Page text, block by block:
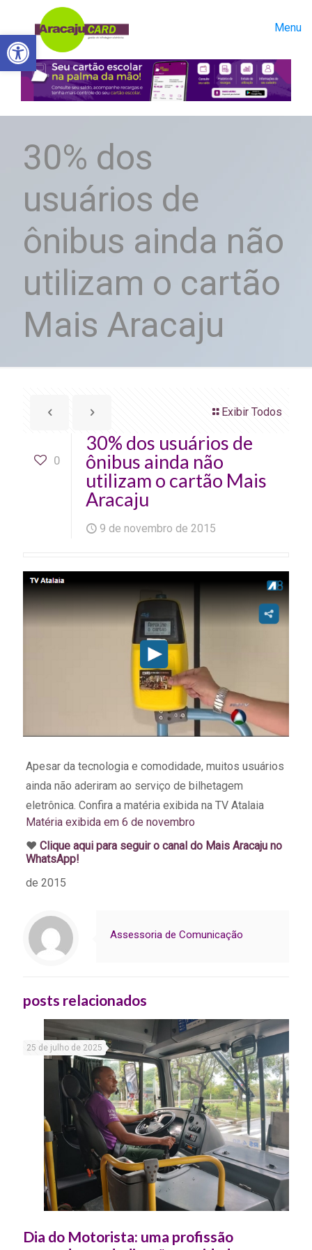
Abrir a barra de ferramentas
Menu
30% dos
usuários de
ônibus ainda não
utilizam o cartão
Mais Aracaju
Exibir Todos
0
30% dos usuários de
ônibus ainda não
utilizam o cartão Mais
Aracaju
9 de novembro de 2015
Apesar da tecnologia e comodidade, muitos usuários
ainda não aderiram ao serviço de bilhetagem
eletrônica. Confira a matéria exibida na TV Atalaia
Matéria exibida em 6 de novembro
♥️ Clique aqui para seguir o canal do Mais Aracaju no
WhatsApp!
de 2015
Assessoria de Comunicação
posts relacionados
25 de julho de 2025
Dia do Motorista: uma profissão